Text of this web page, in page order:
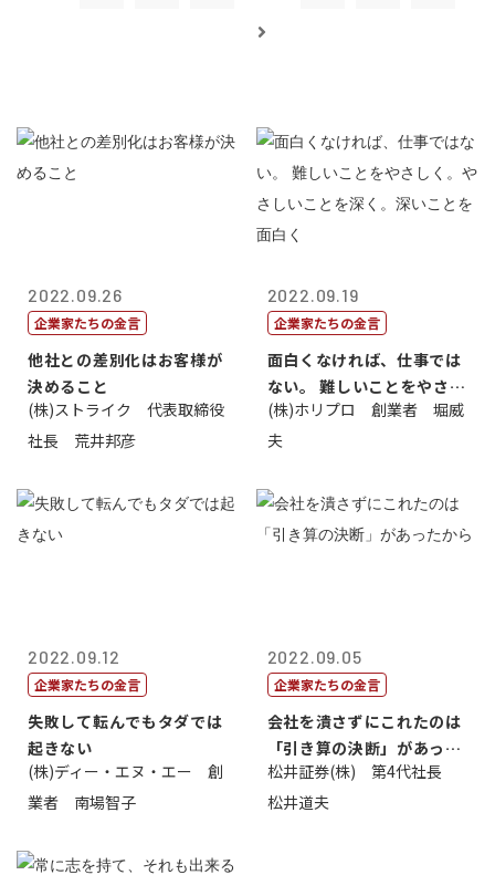
2022.09.26
企業家たちの金言
他社との差別化はお客様が
決めること
(株)ストライク 代表取締役
社長 荒井邦彦
2022.09.19
企業家たちの金言
面白くなければ、仕事では
ない。 難しいことをやさし
く。やさし...
(株)ホリプロ 創業者 堀威
夫
2022.09.12
企業家たちの金言
失敗して転んでもタダでは
起きない
(株)ディー・エヌ・エー 創
業者 南場智子
2022.09.05
企業家たちの金言
会社を潰さずにこれたのは
「引き算の決断」があった
から
松井証券(株) 第4代社長
松井道夫